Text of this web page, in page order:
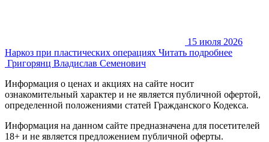
15 июля 2026
Наркоз при пластических операциях Читать подробнее
Григорянц Владислав Семенович
Информация о ценах и акциях на сайте носит
ознакомительный характер и не является публичной офертой,
определенной положениями статей Гражданского Кодекса.
Информация на данном сайте предназначена для посетителей
18+ и не является предложением публичной оферты.